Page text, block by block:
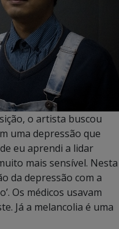
o artista buscou
uma depressão que
eu aprendi a lidar
mais sensível. Nesta
da depressão com a
Os médicos usavam
Já a melancolia é uma